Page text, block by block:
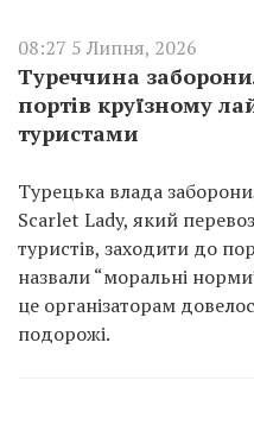
08:27 5 Липня, 2026
Туреччина
портів круїзному
туристами
Турецька влада
Scarlet Lady, який
туристів, заходити до
назвали “моральні
це організаторам
подорожі.